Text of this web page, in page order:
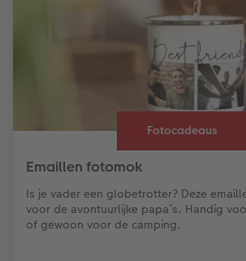
Fotocadeaus
Emaillen fotomok
Is je vader een globetrotter? Deze
voor de avontuurlijke papa’s. Handig
of gewoon voor de camping.